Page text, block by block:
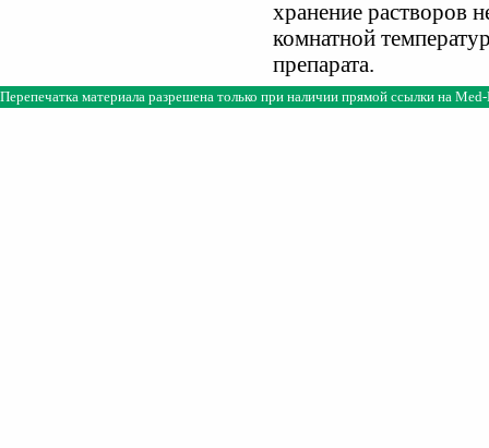
хранение растворов
комнатной
препарата.
Перепечатка материала разрешена только при наличии прямой ссылки на